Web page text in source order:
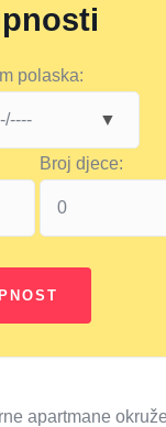
polaska:
Broj djece:
apartmane